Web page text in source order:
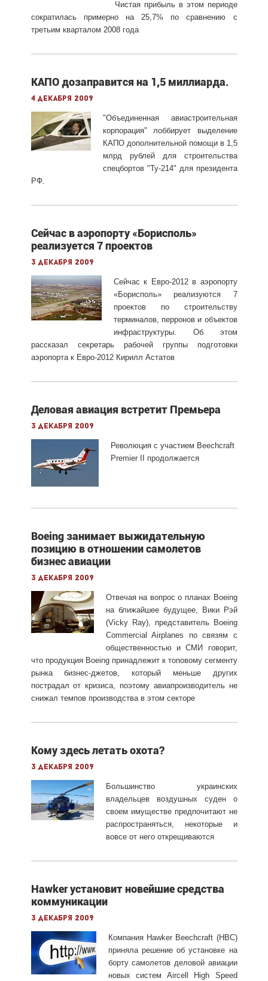
Чистая прибыль в этом периоде
сократилась примерно на 25,7% по сравнению с
третьим кварталом 2008 года
КАПО дозаправится на 1,5 миллиарда.
4 декабря 2009
"Объединенная авиастроительная
корпорация" лоббирует выделение
КАПО дополнительной помощи в 1,5
млрд рублей для строительства
спецбортов "Ту-214" для президента
РФ.
Сейчас в аэропорту «Борисполь»
реализуется 7 проектов
3 декабря 2009
Сейчас к Евро-2012 в аэропорту
«Борисполь» реализуются 7
проектов по строительству
терминалов, перронов и объектов
инфраструктуры. Об этом
рассказал секретарь рабочей группы подготовки
аэропорта к Евро-2012 Кирилл Астатов
Деловая авиация встретит Премьера
3 декабря 2009
Революция с участием Beechcraft
Premier II продолжается
Boeing занимает выжидательную
позицию в отношении самолетов
бизнес авиации
3 декабря 2009
Отвечая на вопрос о планах Boeing
на ближайшее будущее, Вики Рэй
(Vicky Ray), представитель Boeing
Commercial Airplanes по связям с
общественностью и СМИ говорит,
что продукция Boeing принадлежит к топовому сегменту
рынка бизнес-джетов, который меньше других
пострадал от кризиса, поэтому авиапроизводитель не
снижал темпов производства в этом секторе
Кому здесь летать охота?
3 декабря 2009
Большинство украинских
владельцев воздушных суден о
своем имуществе предпочитают не
распространяться, некоторые и
вовсе от него открещиваются
Hawker установит новейшие средства
коммуникации
3 декабря 2009
Компания Hawker Beechcraft (HBC)
приняла решение об установке на
борту самолетов деловой авиации
новых систем Aircell High Speed